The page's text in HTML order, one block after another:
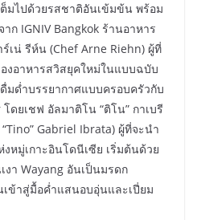
มไปด้วยรสชาติอันเข้มข้น พร้อม
ก IGNIV Bangkok ร้านอาหาร
เน่ รีห์น (Chef Arne Riehn) ผู้ที่
งอาหารสวิสยุคใหม่ในแบบฉบับ
มด่ำบรรยากาศแบบครอบครัวกับ
ดยเชฟ อัลมาติโน “ติโน” กาเบรี
Gabriel Ibrata) ผู้ที่จะนำ
หมู่เกาะอินโดนีเซีย เริ่มต้นด้วย
า Wayang อันเป็นมรดก
ข้าสู่มื้อค่ำแสนอบอุ่นและเปี่ยม